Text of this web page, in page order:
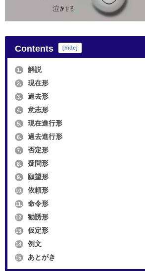
Contents [hide]
1. 解説
2. 現在形
3. 過去形
4. 意志形
5. 現在進行形
6. 過去進行形
7. 否定形
8. 疑問形
9. 願望形
10. 依頼形
11. 命令形
12. 勧誘形
13. 仮定形
14. 例文
15. あとがき